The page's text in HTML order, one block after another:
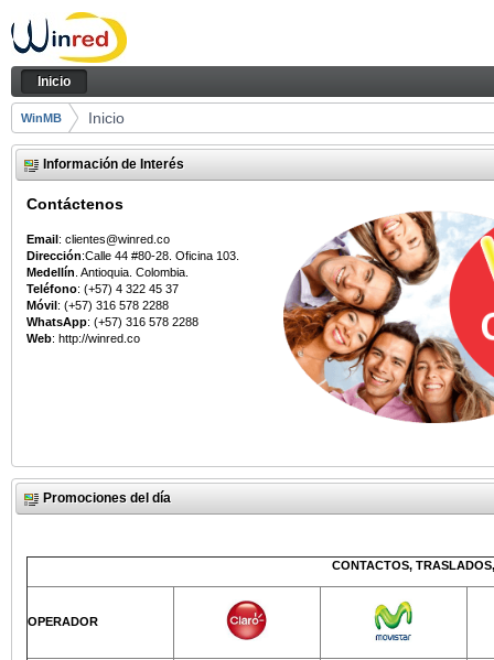
Saltar al contenido
Inicio
Navegación
Inicio
Camino de migas
WinMB Inicio
Información de Interés
Contáctenos
Email: clientes@winred.co
Dirección:Calle 44 #80-28. Oficina 103.
Medellín . Antioquia. Colombia.
Teléfono: (+57) 4 322 45 37
Móvil: (+57) 316 578 2288
WhatsApp: (+57) 316 578 2288
Web: http://winred.co
Promociones del día
CONTACTOS,
OPERADOR